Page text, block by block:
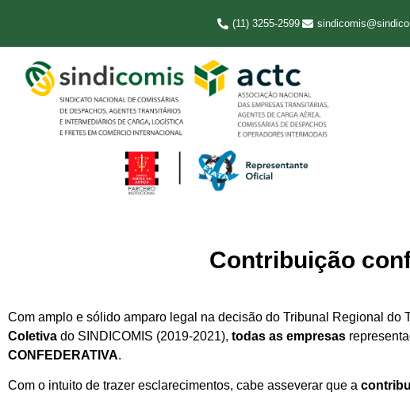
(11) 3255-2599
Contribuição
Com amplo e sólido amparo legal na decisão do Tribunal Regional do
Coletiva do SINDICOMIS (2019-2021), todas as empresas
CONFEDERATIVA.
Com o intuito de trazer esclarecimentos, cabe asseverar que a